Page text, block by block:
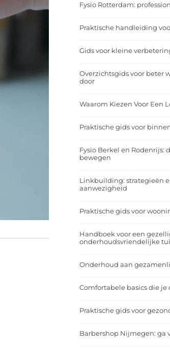
Fysio Rotterdam:
Praktische handleiding
Gids voor kleine
Overzichtsgids voor beter
door
Waarom Kiezen Voor Een
Praktische gids voor
Fysio Berkel en
bewegen
Linkbuilding: strategieën
aanwezigheid
Praktische gids voor
Handboek voor een
onderhoudsvriendelijke
Onderhoud aan
Comfortabele basics die
Praktische gids voor
Barbershop Nijmegen: ga